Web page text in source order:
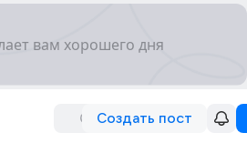
Создать пост